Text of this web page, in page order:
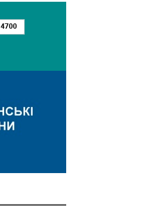
4700